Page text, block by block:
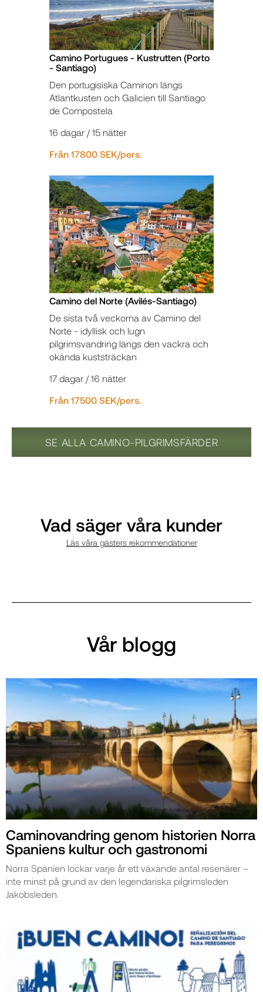
Camino Portugues - Kustrutten (Porto
- Santiago)
Den portugisiska Caminon längs
Atlantkusten och Galicien till Santiago
de Compostela
16 dagar / 15 nätter
Från 17800 SEK/pers.
Camino del Norte (Avilés-Santiago)
De sista två veckorna av Camino del
Norte - idyllisk och lugn
pilgrimsvandring längs den vackra och
okända kuststräckan
17 dagar / 16 nätter
Från 17500 SEK/pers.
SE ALLA CAMINO-PILGRIMSFÄRDER
Vad säger våra kunder
Läs våra gästers rekommendationer
Vår blogg
Caminovandring genom historien Norra
Spaniens kultur och gastronomi
Norra Spanien lockar varje år ett växande antal resenärer –
inte minst på grund av den legendariska pilgrimsleden
Jakobsleden.